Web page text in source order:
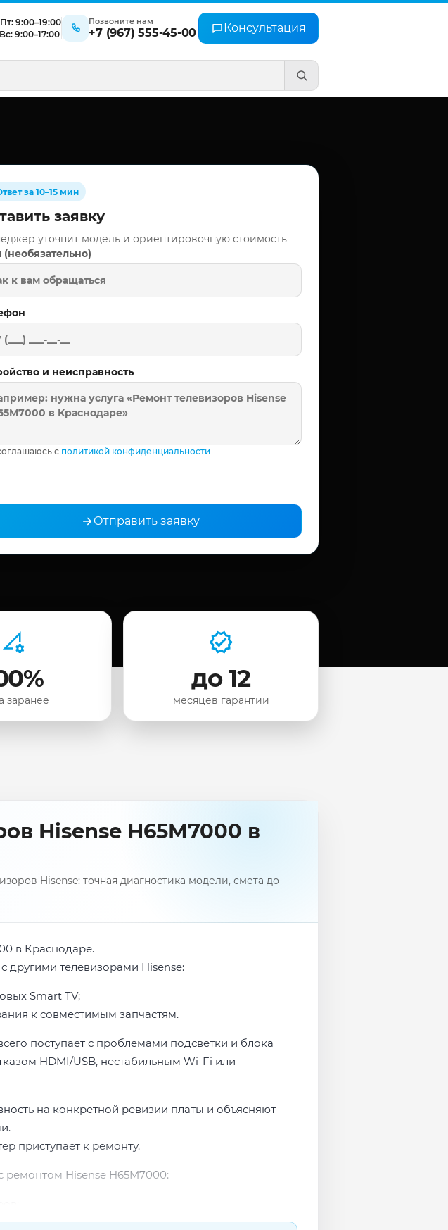
9:00–19:00
9:00–17:00
Позвоните нам
+7 (967) 555-45-00 Консультация
за 10–15 мин
заявку
уточнит модель и ориентировочную стоимость
(необязательно)
и неисправность
с политикой конфиденциальности
Отправить заявку
заранее
до 12
месяцев гарантии
Hisense H65M7000 в
Hisense: точная диагностика модели, смета до
в Краснодаре.
другими телевизорами Hisense:
Smart TV;
к совместимым запчастям.
поступает с проблемами подсветки и блока
HDMI/USB, нестабильным Wi-Fi или
на конкретной ревизии платы и объясняют
приступает к ремонту.
Hisense H65M7000: